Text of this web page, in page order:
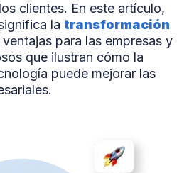
clientes. En este artículo,
la transformación
ventajas para las empresas y
que ilustran cómo la
puede mejorar las